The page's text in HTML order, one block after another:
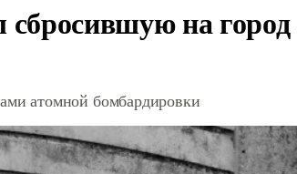
на
атомной бомбардировки